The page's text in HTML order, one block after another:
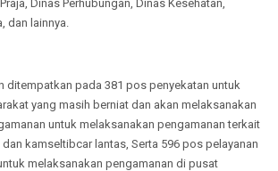
Dinas Perhubungan, Dinas Kesehatan,
dan lainnya.
ditempatkan pada 381 pos penyekatan untuk
yang masih berniat dan akan melaksanakan
untuk melaksanakan pengamanan terkait
kamseltibcar lantas, Serta 596 pos pelayanan
melaksanakan pengamanan di pusat